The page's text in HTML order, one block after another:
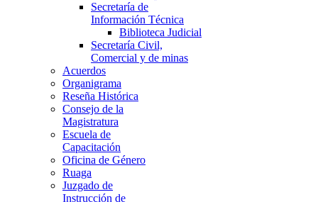
Secretaría de
Información Técnica
Biblioteca Judicial
Secretaría Civil,
Comercial y de minas
Acuerdos
Organigrama
Reseña Histórica
Consejo de la
Magistratura
Escuela de
Capacitación
Oficina de Género
Ruaga
Juzgado de
Instrucción de